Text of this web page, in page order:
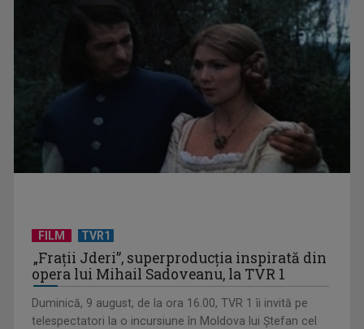
Cum ne-a îmbolnăvit telefonul și cum salvarea era mereu
acolo: Mai încet, fă ...
Anda Călugăreanu cu „N-am noroc” – a cincea cea mai
votată piesă în ...
FILM TVR1
„Frații Jderi”, superproducția inspirată din
opera lui Mihail Sadoveanu, la TVR 1
Duminică, 9 august, de la ora 16.00, TVR 1 îi invită pe
telespectatori la o incursiune în Moldova lui Ștefan cel